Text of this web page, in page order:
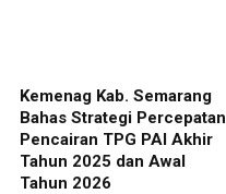
Kemenag Kab. Semarang
Bahas Strategi Percepatan
Pencairan TPG PAI Akhir
Tahun 2025 dan Awal
Tahun 2026